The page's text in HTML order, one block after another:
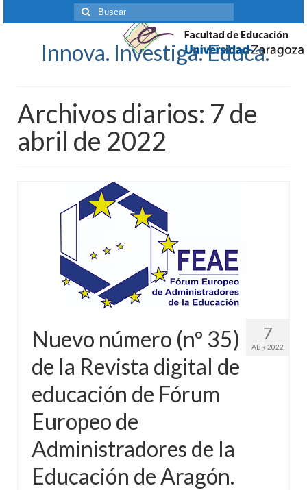
Buscar
por:
Innova. Investiga. Educa.
Archivos diarios: 7 de
abril de 2022
7
ABR 2022
Nuevo número (nº 35)
de la Revista digital de
educación de Fórum
Europeo de
Administradores de la
Educación de Aragón.